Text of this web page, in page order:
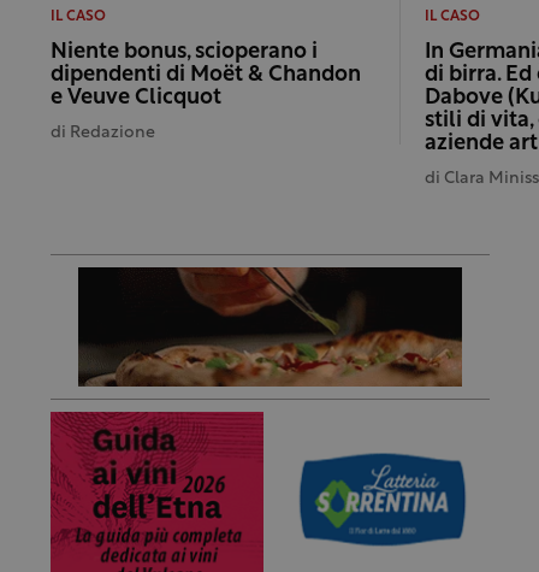
IL CASO
Niente bonus, scioperano i
dipendenti di Moët & Chandon
e Veuve Clicquot
di Redazione
IL CASO
In
di birra. Ed
Dabove
stili di
aziende
di Clara